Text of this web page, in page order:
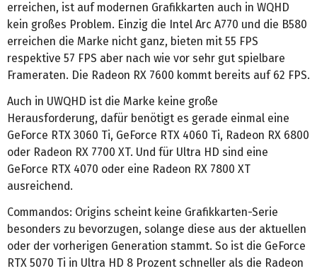
erreichen, ist auf modernen Grafikkarten auch in WQHD
kein großes Problem. Einzig die Intel Arc A770 und die B580
erreichen die Marke nicht ganz, bieten mit 55 FPS
respektive 57 FPS aber nach wie vor sehr gut spielbare
Frameraten. Die Radeon RX 7600 kommt bereits auf 62 FPS.
Auch in UWQHD ist die Marke keine große
Herausforderung, dafür benötigt es gerade einmal eine
GeForce RTX 3060 Ti, GeForce RTX 4060 Ti, Radeon RX 6800
oder Radeon RX 7700 XT. Und für Ultra HD sind eine
GeForce RTX 4070 oder eine Radeon RX 7800 XT
ausreichend.
Commandos: Origins scheint keine Grafikkarten-Serie
besonders zu bevorzugen, solange diese aus der aktuellen
oder der vorherigen Generation stammt. So ist die GeForce
RTX 5070 Ti in Ultra HD 8 Prozent schneller als die Radeon